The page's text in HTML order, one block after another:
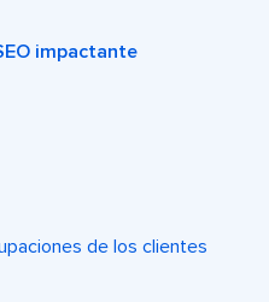
impactante
de los clientes